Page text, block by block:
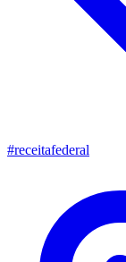
#receitafederal